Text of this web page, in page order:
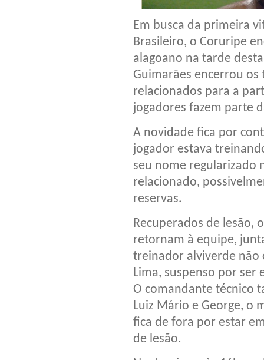
Em busca da primeira
Brasileiro, o Coruripe
alagoano na tarde
Guimarães encerrou
relacionados para a
jogadores fazem parte
A novidade fica por
jogador estava
seu nome regularizado
relacionado,
reservas.
Recuperados de lesão,
retornam à equipe,
treinador alviverde não
Lima, suspenso por ser
O comandante técnico
Luiz Mário e George, o
fica de fora por estar
de lesão.